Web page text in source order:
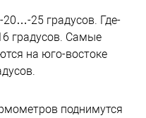
25 градусов. Где-
градусов. Самые
на юго-востоке
поднимутся